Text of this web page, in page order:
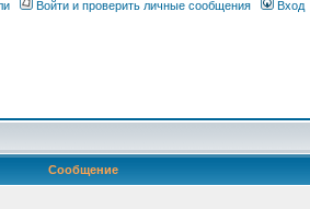
Войти и проверить личные сообщения Вход
Сообщение